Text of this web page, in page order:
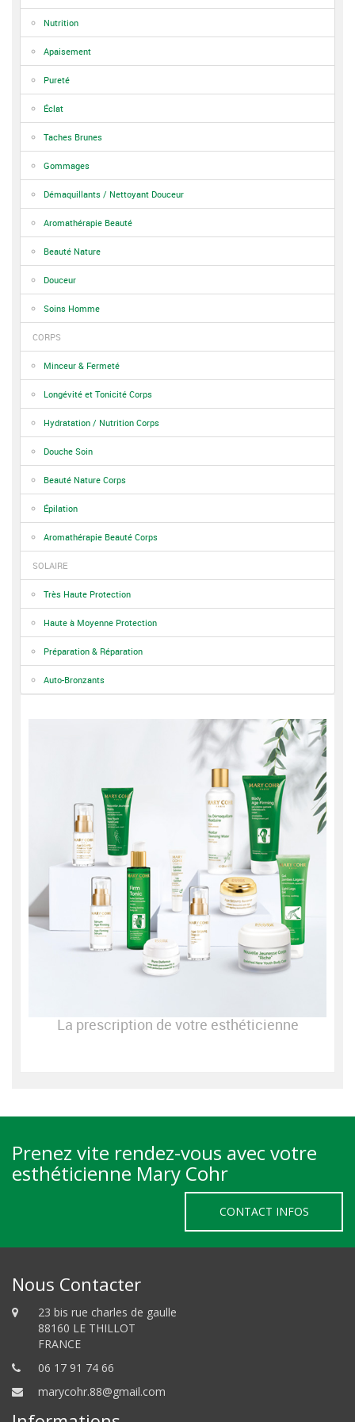
Nutrition
Apaisement
Pureté
Éclat
Taches Brunes
Gommages
Démaquillants / Nettoyant Douceur
Aromathérapie Beauté
Beauté Nature
Douceur
Soins Homme
CORPS
Minceur & Fermeté
Longévité et Tonicité Corps
Hydratation / Nutrition Corps
Douche Soin
Beauté Nature Corps
Épilation
Aromathérapie Beauté Corps
SOLAIRE
Très Haute Protection
Haute à Moyenne Protection
Préparation & Réparation
Auto-Bronzants
La prescription de votre esthéticienne
Prenez vite rendez-vous avec votre
esthéticienne Mary Cohr
CONTACT INFOS
Nous Contacter
23 bis rue charles de gaulle
88160 LE THILLOT
FRANCE
06 17 91 74 66
marycohr.88@gmail.com